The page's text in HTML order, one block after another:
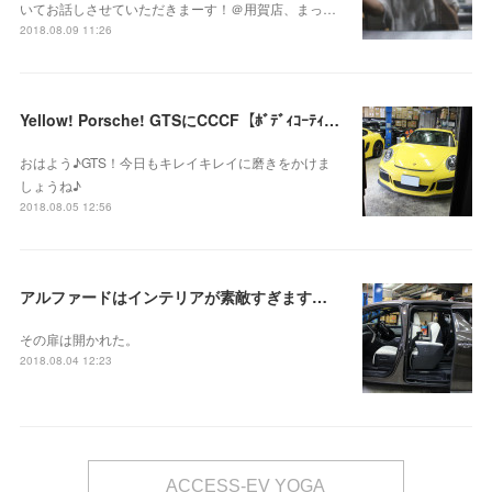
いてお話しさせていただきまーす！＠用賀店、まっ…
2018.08.09 11:26
Yellow! Porsche! GTSにCCCF【ﾎﾞﾃﾞｨｺｰﾃｨﾝｸﾞｼｰﾄｺｰﾃｨﾝｸﾞﾊﾞｯｸｶﾒﾗHLﾌｨﾙﾑ】
おはよう♪GTS！今日もキレイキレイに磨きをかけま
しょうね♪
2018.08.05 12:56
アルファードはインテリアが素敵すぎますのでインテリアコーティング案件すぎる件
その扉は開かれた。
2018.08.04 12:23
ACCESS-EV YOGA